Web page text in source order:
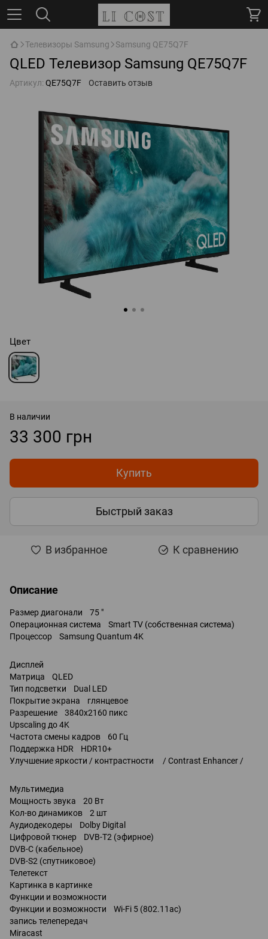
Телевизоры Samsung Samsung QE75Q7F
QLED Телевизор Samsung QE75Q7F
Артикул: QE75Q7F Оставить отзыв
Цвет
В наличии
33 300 грн
Купить
Быстрый заказ
В избранное К сравнению
Описание
Размер диагонали 75 "
Операционная система Smart TV (собственная система)
Процессор Samsung Quantum 4K
Дисплей
Матрица QLED
Тип подсветки Dual LED
Покрытие экрана глянцевое
Разрешение 3840x2160 пикс
Upscaling до 4K
Частота смены кадров 60 Гц
Поддержка HDR HDR10+
Улучшение яркости / контрастности / Contrast Enhancer /
Мультимедиа
Мощность звука 20 Вт
Кол-во динамиков 2 шт
Аудиодекодеры Dolby Digital
Цифровой тюнер DVB-T2 (эфирное)
DVB-C (кабельное)
DVB-S2 (спутниковое)
Телетекст
Картинка в картинке
Функции и возможности
Функции и возможности Wi-Fi 5 (802.11ac)
запись телепередач
Miracast